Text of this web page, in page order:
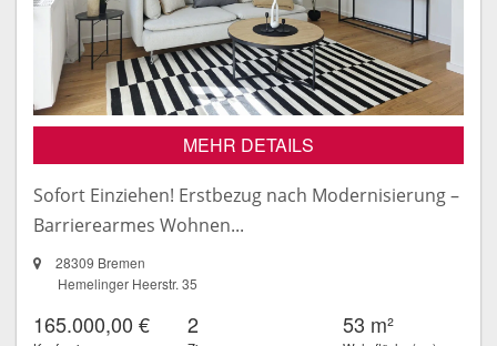
MEHR DETAILS
Sofort Einziehen! Erstbezug nach Modernisierung –
Barrierearmes Wohnen...
28309 Bremen
Hemelinger Heerstr. 35
165.000,00 € 2 53 m²